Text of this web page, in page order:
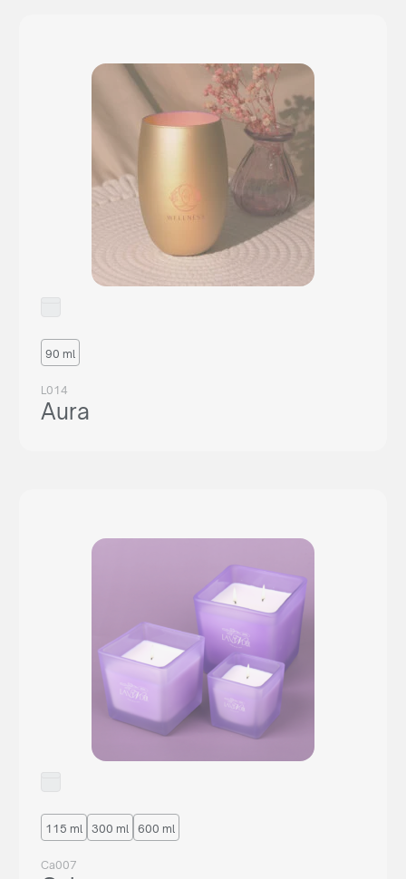
90 ml
L014
Aura
115 ml 300 ml 600 ml
Ca007